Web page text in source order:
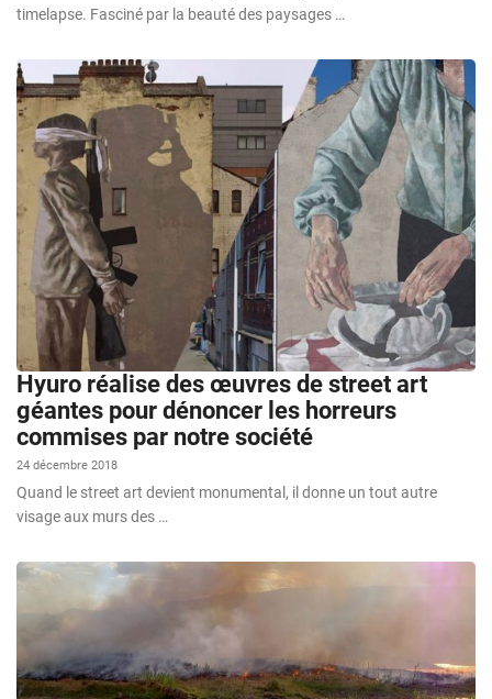
timelapse. Fasciné par la beauté des paysages …
Hyuro réalise des œuvres de street art
géantes pour dénoncer les horreurs
commises par notre société
24 décembre 2018
Quand le street art devient monumental, il donne un tout autre
visage aux murs des …